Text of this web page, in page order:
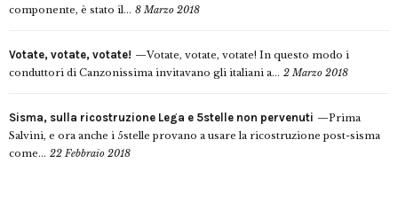
componente, è stato il... 8 Marzo 2018
Votate, votate, votate!
Votate, votate, votate! In questo modo i
conduttori di Canzonissima invitavano gli italiani a... 2 Marzo 2018
Sisma, sulla ricostruzione Lega e 5stelle non pervenuti
Prima
Salvini, e ora anche i 5stelle provano a usare la ricostruzione post-sisma
come... 22 Febbraio 2018